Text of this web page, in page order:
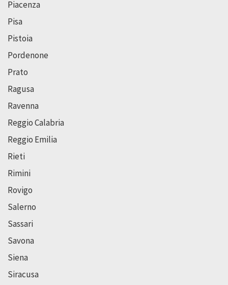
Piacenza
Pisa
Pistoia
Pordenone
Prato
Ragusa
Ravenna
Reggio Calabria
Reggio Emilia
Rieti
Rimini
Rovigo
Salerno
Sassari
Savona
Siena
Siracusa